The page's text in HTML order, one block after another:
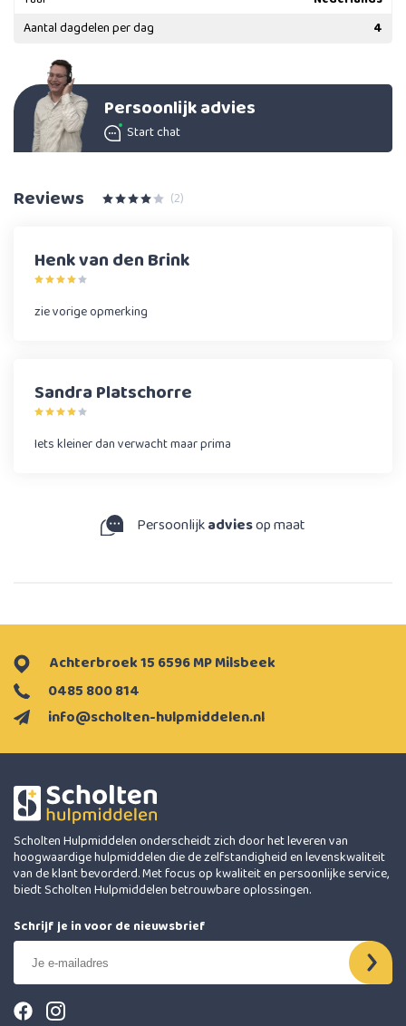
Aantal dagdelen per dag
4
Persoonlijk advies
Start chat
Reviews (2)
Henk van den Brink
zie vorige opmerking
Sandra Platschorre
Iets kleiner dan verwacht maar prima
Persoonlijkadviesop maat
info@scholten-hulpmiddelen.nl
0485 800 814
Achterbroek 15 6596 MP Milsbeek
Scholten Hulpmiddelen onderscheidt zich door het leveren van
hoogwaardige hulpmiddelen die de zelfstandigheid en levenskwaliteit
van de klant bevorderd. Met focus op kwaliteit en persoonlijke service,
biedt Scholten Hulpmiddelen betrouwbare oplossingen.
Schrijf je in voor de nieuwsbrief